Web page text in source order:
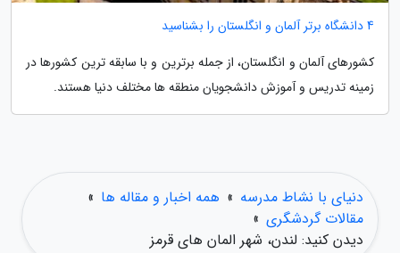
4 دانشگاه برتر آلمان و انگلستان را بشناسید
کشورهای آلمان و انگلستان، از جمله برترین و با سابقه ترین کشورها در
زمینه تدریس و آموزش دانشجویان منطقه ها مختلف دنیا هستند.
دنیای با نشاط مدرسه » همه اخبار و مقاله ها »
مقالات گردشگری »
دیدن کنید: لندن، شهر المان های قرمز